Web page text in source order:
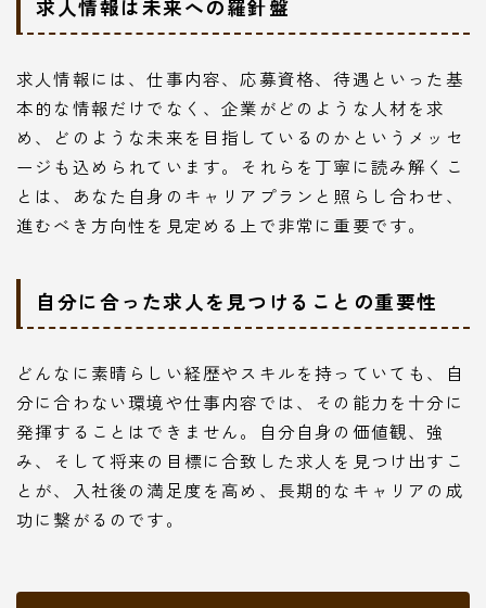
求人情報は未来への羅針盤
求人情報には、仕事内容、応募資格、待遇といった基
本的な情報だけでなく、企業がどのような人材を求
め、どのような未来を目指しているのかというメッセ
ージも込められています。それらを丁寧に読み解くこ
とは、あなた自身のキャリアプランと照らし合わせ、
進むべき方向性を見定める上で非常に重要です。
自分に合った求人を見つけることの重要性
どんなに素晴らしい経歴やスキルを持っていても、自
分に合わない環境や仕事内容では、その能力を十分に
発揮することはできません。自分自身の価値観、強
み、そして将来の目標に合致した求人を見つけ出すこ
とが、入社後の満足度を高め、長期的なキャリアの成
功に繋がるのです。